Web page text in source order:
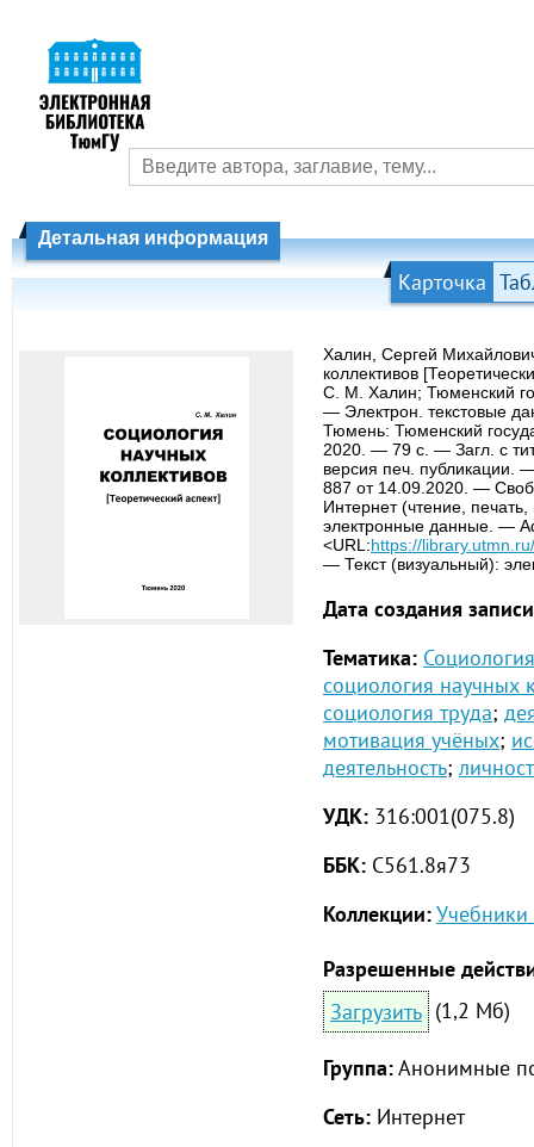
Детальная информация
Карточка
Халин, Сергей
коллективов
С. М. Халин; Тюменский
— Электрон. текстовые
Тюмень: Тюменский
2020. — 79 с. — Загл. с
версия печ. публикации.
887 от 14.09.2020. —
Интернет (чтение,
электронные данные. —
<URL:https://
— Текст (визуальный):
Дата создания
Тематика:
социология научных
социология труда;
мотивация учёных;
деятельность;
УДК: 316:001(075.8)
ББК: С561.8я73
Коллекции:Учебники
Разрешенные
Загрузить (1,2 Мб)
Группа:Анонимные
Сеть: Интернет